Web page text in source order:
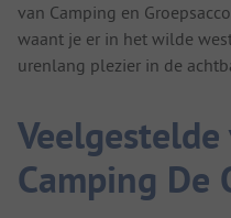
van Camping en
waant je er in het wilde
urenlang plezier in de
Camping De